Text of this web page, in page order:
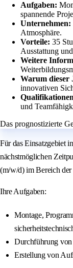
Aufgaben:
spannende
Unternehmen:
Atmosphäre.
Vorteile: 35
Ausstattung
Weitere
Warum dieser
innovativen
und
Das prognostizierte
Für das Einsatzgebiet
nächstmöglichen
(m/w/d) im Bereich der
Ihre Aufgaben:
Montage,
Durchführung von
Erstellung von